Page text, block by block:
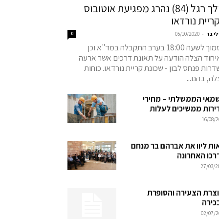
הולך רגל (84) נהרג מפגיעת אוטובוס
נורדאו
בר -
05/10/2020
0
בסמוך לשעה 18:00 בערב התקבלה במד"א וכן
הצלה הודעה על תאונת דרכים אשר ארעה
פנחס לבון - שכונת קריית נורדאו. כוחות
בהם...
הממשלתי – מחירי
ממשיכים לעלות
16/08/
ליוו את אברהם בר מנחם
האחרונה
27/03/
הצעירה והסופרת
02/07/